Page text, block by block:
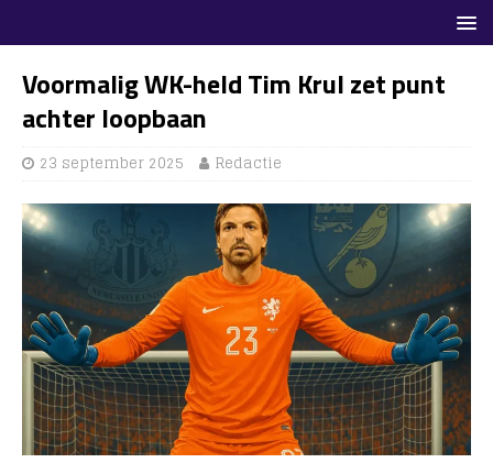
Voormalig WK-held Tim Krul zet punt
achter loopbaan
23 september 2025 Redactie